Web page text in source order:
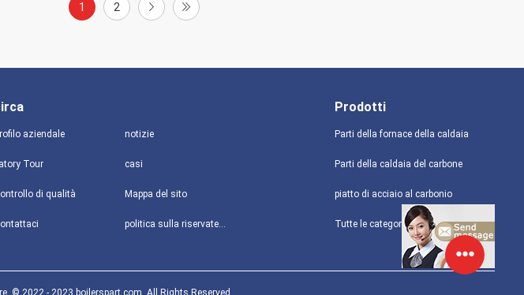
1 2
aziendale
Tour
di qualità
notizie
casi
Mappa del sito
politica sulla riservatezza
Prodotti
Parti della fornace della caldaia
Parti della caldaia del carbone
piatto di acciaio al carbonio
Tutte le categorie
© 2022 - 2023 boilerspart.com. All Rights Reserved.